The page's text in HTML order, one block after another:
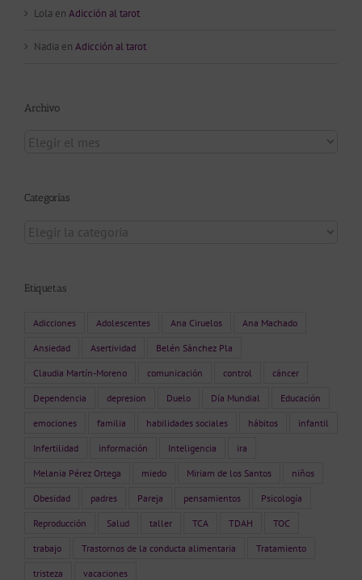
Lola en Adicción al tarot
Nadia en Adicción al tarot
Archivo
Archivo
Categorías
Categorías
Etiquetas
Adicciones Adolescentes Ana Ciruelos Ana Machado
Ansiedad Asertividad Belén Sánchez Pla
Claudia Martín-Moreno comunicación control cáncer
Dependencia depresion Duelo Día Mundial Educación
emociones familia habilidades sociales hábitos infantil
Infertilidad información Inteligencia ira
Melania Pérez Ortega miedo Miriam de los Santos niños
Obesidad padres Pareja pensamientos Psicología
Reproducción Salud taller TCA TDAH TOC
trabajo Trastornos de la conducta alimentaria Tratamiento
tristeza vacaciones